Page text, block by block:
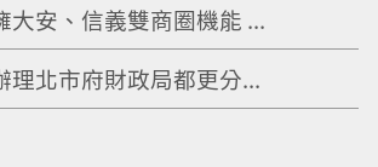
大安、信義雙商圈機能 ...
理北市府財政局都更分...